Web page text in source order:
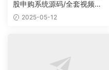
股申购系统源码/全套视频教
程 2025-05-12